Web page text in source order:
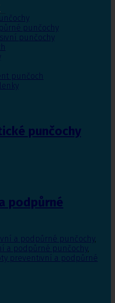
punčochy
punčochy
punčoch
punčochy
podpůrné
a podpůrné punčochy,
a podpůrné punčochy,
preventivní a podpůrné